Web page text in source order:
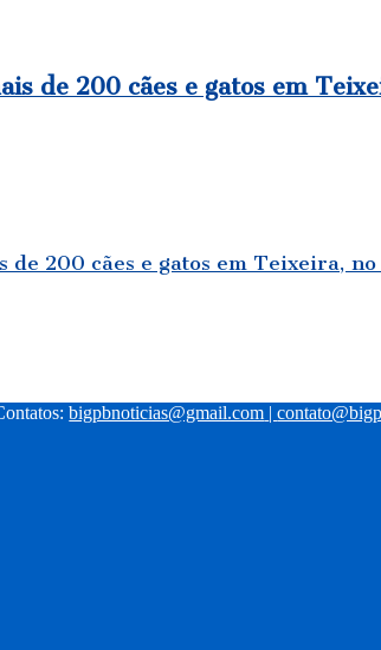
de 200 cães e gatos em
200 cães e gatos em Teixeira,
bigpbnoticias@gmail.com |